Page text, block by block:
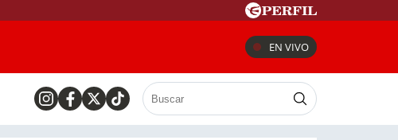
EN VIVO